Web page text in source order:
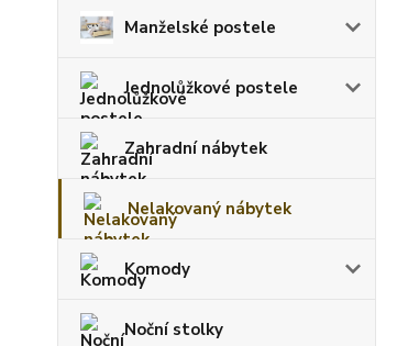
Manželské postele
Jednolůžkové postele
Zahradní nábytek
Nelakovaný nábytek
Komody
Noční stolky